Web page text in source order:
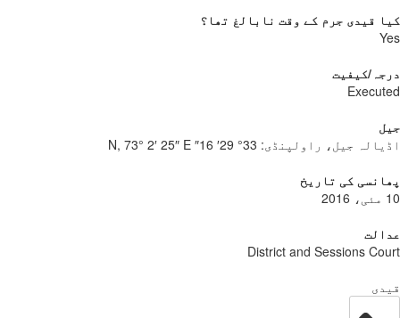
قیدی جرم کے وقت نابالغ تھا؟
کیفیت
جیل، راولپنڈی:33° 29′ 16″ N, 73° 2′ 25″ E
کی تاریخ
District and Sessions